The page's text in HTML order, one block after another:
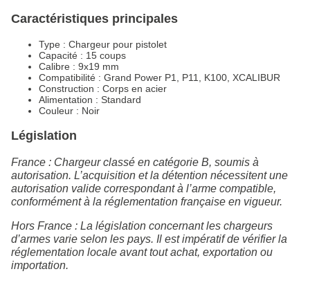
Caractéristiques principales
Type : Chargeur pour pistolet
Capacité : 15 coups
Calibre : 9x19 mm
Compatibilité : Grand Power P1, P11, K100, XCALIBUR
Construction : Corps en acier
Alimentation : Standard
Couleur : Noir
Législation
France : Chargeur classé en catégorie B, soumis à
autorisation. L’acquisition et la détention nécessitent une
autorisation valide correspondant à l’arme compatible,
conformément à la réglementation française en vigueur.
Hors France : La législation concernant les chargeurs
d’armes varie selon les pays. Il est impératif de vérifier la
réglementation locale avant tout achat, exportation ou
importation.